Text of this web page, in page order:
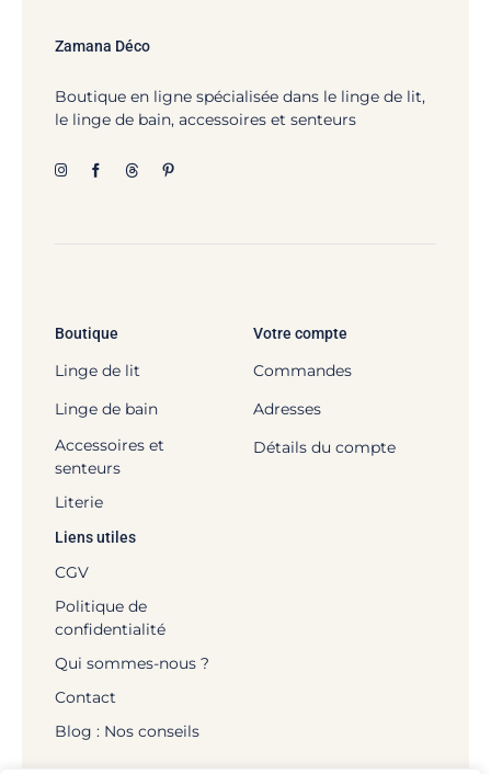
Zamana Déco
Boutique en ligne spécialisée dans le linge de lit,
le linge de bain, accessoires et senteurs
Boutique
Linge de lit
Linge de bain
Accessoires et
senteurs
Literie
Votre compte
Commandes
Adresses
Détails du compte
Liens utiles
CGV
Politique de
confidentialité
Qui sommes-nous ?
Contact
Blog : Nos conseils